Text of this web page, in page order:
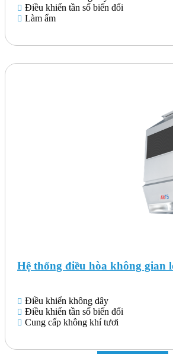
Điều khiển tần số biến đổi
Làm ẩm
Hệ thống điều hòa không
Điều khiển không dây
Điều khiển tần số biến đổi
Cung cấp không khí tươi